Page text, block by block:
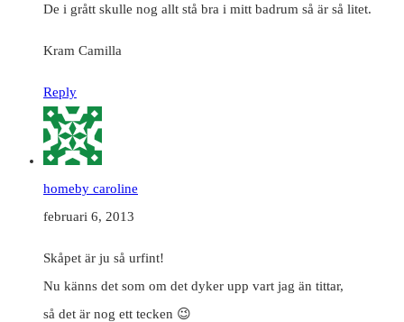
De i grått skulle nog allt stå bra i mitt badrum så är så litet.
Kram Camilla
Reply
homeby caroline
februari 6, 2013
Skåpet är ju så urfint!
Nu känns det som om det dyker upp vart jag än tittar,
så det är nog ett tecken 😉